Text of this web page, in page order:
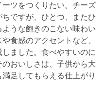
ツをつくりたい。チーズ
ですが、ひとつ、またひ
うな飽きのこない味わい
食感のアクセントなど、
ました。食べやすいのに
おいしさは、子供から大
足してもらえる仕上がり